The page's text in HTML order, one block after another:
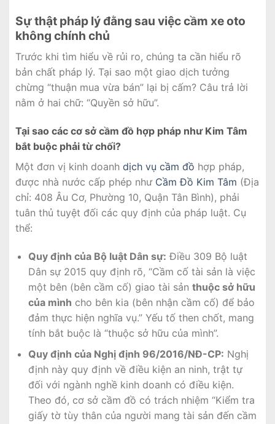
Sự thật pháp lý đằng sau việc cầm xe oto
không chính chủ
Trước khi tìm hiểu về rủi ro, chúng ta cần hiểu rõ
bản chất pháp lý. Tại sao một giao dịch tưởng
chừng “thuận mua vừa bán” lại bị cấm? Câu trả lời
nằm ở hai chữ: “Quyền sở hữu”.
Tại sao các cơ sở cầm đồ hợp pháp như Kim Tâm
bắt buộc phải từ chối?
Một đơn vị kinh doanh dịch vụ cầm đồ hợp pháp,
được nhà nước cấp phép như Cầm Đồ Kim Tâm (Địa
chỉ: 408 Âu Cơ, Phường 10, Quận Tân Bình), phải
tuân thủ tuyệt đối các quy định của pháp luật. Cụ
thể:
Quy định của Bộ luật Dân sự: Điều 309 Bộ luật
Dân sự 2015 quy định rõ, “Cầm cố tài sản là việc
một bên (bên cầm cố) giao tài sản thuộc sở hữu
của mình cho bên kia (bên nhận cầm cố) để bảo
đảm thực hiện nghĩa vụ.” Yếu tố then chốt, mang
tính bắt buộc là “thuộc sở hữu của mình”.
Quy định của Nghị định 96/2016/NĐ-CP: Nghị
định này quy định về điều kiện an ninh, trật tự
đối với ngành nghề kinh doanh có điều kiện.
Theo đó, cơ sở cầm đồ có trách nhiệm “Kiểm tra
giấy tờ tùy thân của người mang tài sản đến cầm